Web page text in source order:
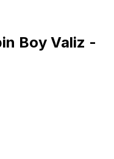
Boy Valiz -